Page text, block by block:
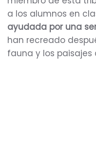
a los alumnos en
ayudada por una
han recreado
fauna y los